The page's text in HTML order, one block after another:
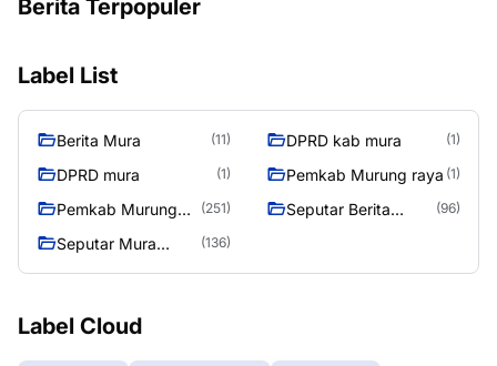
Berita Terpopuler
Label List
Berita Mura (11) DPRD kab mura (1)
DPRD mura (1) Pemkab Murung raya (1)
Pemkab Murung
(251)
Seputar Berita
(96)
Seputar Mura
(136)
Label Cloud